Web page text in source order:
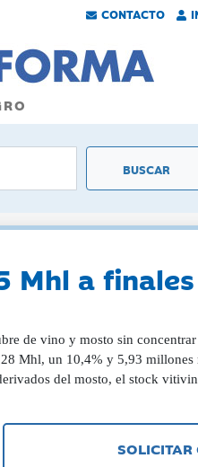
CONTACTO
Mhl a
de vino y mosto sin concentrar
Mhl, un 10,4% y 5,93 millones
del mosto, el stock
SOLICITAR